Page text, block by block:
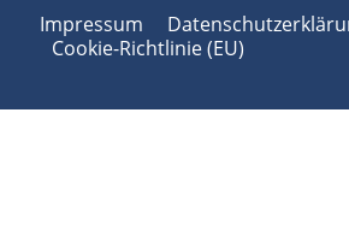
Impressum
Cookie-Richtlinie (EU)